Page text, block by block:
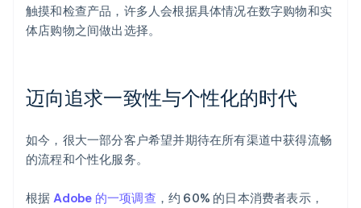
触摸和检查产品，许多人会根据具体情况在数字购物和实
体店购物之间做出选择。
迈向追求一致性与个性化的时代
如今，很大一部分客户希望并期待在所有渠道中获得流畅
的流程和个性化服务。
根据 Adobe 的一项调查 ，约 60% 的日本消费者表示，